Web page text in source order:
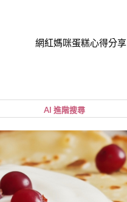
網紅媽咪蛋糕心得分享